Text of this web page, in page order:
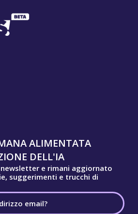
ALIMENTATA
DELL'IA
e rimani aggiornato
suggerimenti e trucchi di